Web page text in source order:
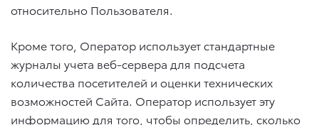
относительно Пользователя.
Кроме того, Оператор использует стандартные
журналы учета веб-сервера для подсчета
количества посетителей и оценки технических
возможностей Сайта. Оператор использует эту
информацию для того, чтобы определить, сколько